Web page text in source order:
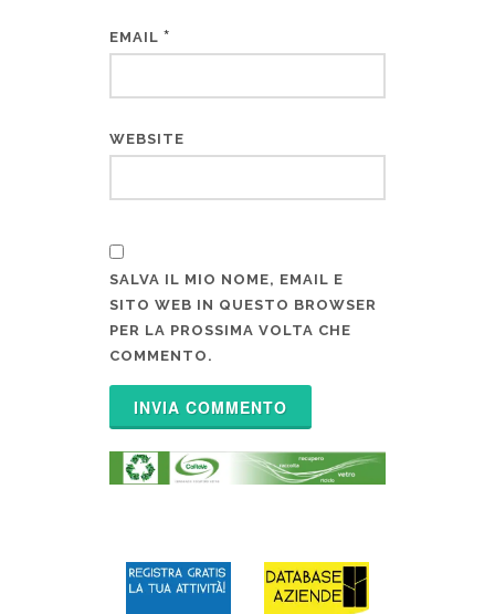
EMAIL *
WEBSITE
SALVA IL MIO NOME, EMAIL E
SITO WEB IN QUESTO BROWSER
PER LA PROSSIMA VOLTA CHE
COMMENTO.